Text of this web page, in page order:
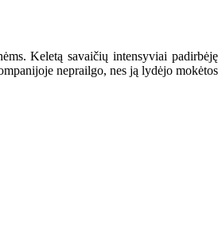
Keletą savaičių intensyviai
neprailgo, nes ją lydėjo